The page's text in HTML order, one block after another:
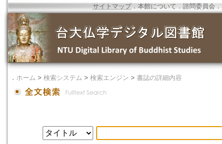
サイトマップ．本館について ． 諮問委員会 ．
． ホーム > 検索システム > 検索エンジン > 書誌の詳細内容